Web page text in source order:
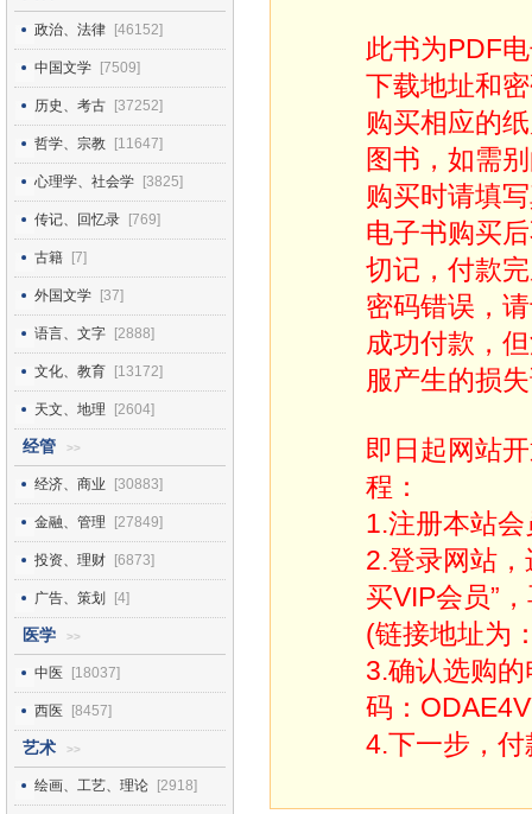
政治、法律 [46152]
中国文学 [7509]
历史、考古 [37252]
哲学、宗教 [11647]
心理学、社会学 [3825]
传记、回忆录 [769]
古籍 [7]
外国文学 [37]
语言、文字 [2888]
文化、教育 [13172]
天文、地理 [2604]
经管 >>
经济、商业 [30883]
金融、管理 [27849]
投资、理财 [6873]
广告、策划 [4]
医学 >>
中医 [18037]
西医 [8457]
艺术 >>
绘画、工艺、理论 [2918]
此书为PDF
下载地址和
购买相应的
图书，如需
购买时请填
电子书购买
切记，付款
密码错误，
成功付款，
服产生的损
即日起网站
程：
1.注册本站会
2.登录网站，
买VIP会员”
(链接地址为
3.确认选购
码：
4.下一步，